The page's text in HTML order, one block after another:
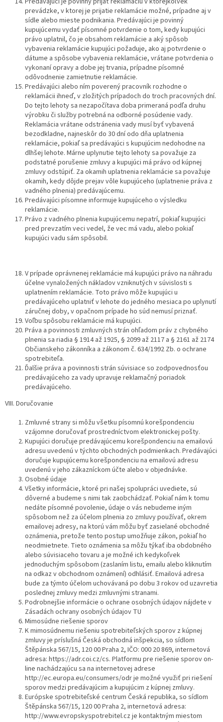
prevádzke, v ktorej je prijatie reklamácie možné, prípadne aj v
sídle alebo mieste podnikania. Predávajúci je povinný
kupujúcemu vydať písomné potvrdenie o tom, kedy kupujúci
právo uplatnil, čo je obsahom reklamácie a aký spôsob
vybavenia reklamácie kupujúci požaduje, ako aj potvrdenie o
dátume a spôsobe vybavenia reklamácie, vrátane potvrdenia o
vykonaní opravy a dobe jej trvania, prípadne písomné
odôvodnenie zamietnutie reklamácie.
Predávajúci alebo ním poverený pracovník rozhodne o
reklamácii ihneď, v zložitých prípadoch do troch pracovných dní.
Do tejto lehoty sa nezapočítava doba primeraná podľa druhu
výrobku či služby potrebná na odborné posúdenie vady.
Reklamácia vrátane odstránenia vady musí byť vybavená
bezodkladne, najneskôr do 30 dní odo dňa uplatnenia
reklamácie, pokiaľ sa predávajúci s kupujúcim nedohodne na
dlhšej lehote. Márne uplynutie tejto lehoty sa považuje za
podstatné porušenie zmluvy a kupujúci má právo od kúpnej
zmluvy odstúpiť. Za okamih uplatnenia reklamácie sa považuje
okamih, kedy dôjde prejav vôle kupujúceho (uplatnenie práva z
vadného plnenia) predávajúcemu.
Predávajúci písomne informuje kupujúceho o výsledku
reklamácie.
Právo z vadného plnenia kupujúcemu nepatrí, pokiaľ kupujúci
pred prevzatím veci vedel, že vec má vadu, alebo pokiaľ
kupujúci vadu sám spôsobil.
V prípade oprávnenej reklamácie má kupujúci právo na náhradu
účelne vynaložených nákladov vzniknutých v súvislosti s
uplatnením reklamácie. Toto právo môže kupujúci u
predávajúceho uplatniť v lehote do jedného mesiaca po uplynutí
záručnej doby, v opačnom prípade ho súd nemusí priznať.
Voľbu spôsobu reklamácie má kupujúci.
Práva a povinnosti zmluvných strán ohľadom práv z chybného
plnenia sa riadia § 1914 až 1925, § 2099 až 2117 a § 2161 až 2174
Občianskeho zákonníka a zákonom č. 634/1992 Zb. o ochrane
spotrebiteľa.
Ďalšie práva a povinnosti strán súvisiace so zodpovednosťou
predávajúceho za vady upravuje reklamačný poriadok
predávajúceho.
VIII. Doručovanie
Zmluvné strany si môžu všetku písomnú korešpondenciu
vzájomne doručovať prostredníctvom elektronickej pošty.
Kupujúci doručuje predávajúcemu korešpondenciu na emailovú
adresu uvedenú v týchto obchodných podmienkach. Predávajúci
doručuje kupujúcemu korešpondenciu na emailovú adresu
uvedenú v jeho zákazníckom účte alebo v objednávke.
Osobné údaje
Všetky informácie, ktoré pri našej spolupráci uvediete, sú
dôverné a budeme s nimi tak zaobchádzať. Pokiaľ nám k tomu
nedáte písomné povolenie, údaje o vás nebudeme iným
spôsobom než za účelom plnenia zo zmluvy používať, okrem
emailovej adresy, na ktorú vám môžu byť zasielané obchodné
oznámenia, pretože tento postup umožňuje zákon, pokiaľ ho
neodmietnete. Tieto oznámenia sa môžu týkať iba obdobného
alebo súvisiaceho tovaru a je možné ich kedykoľvek
jednoduchým spôsobom (zaslaním listu, emailu alebo kliknutím
na odkaz v obchodnom oznámení) odhlásiť. Emailová adresa
bude za týmto účelom uchovávaná po dobu 3 rokov od uzavretia
poslednej zmluvy medzi zmluvnými stranami.
Podrobnejšie informácie o ochrane osobných údajov nájdete v
Zásadách ochrany osobných údajov TU
Mimosúdne riešenie sporov
K mimosúdnemu riešeniu spotrebiteľských sporov z kúpnej
zmluvy je príslušná Česká obchodná inšpekcia, so sídlom
Štěpánska 567/15, 120 00 Praha 2, IČO: 000 20 869, internetová
adresa: https://adr.coi.cz/cs. Platformu pre riešenie sporov on-
line nachádzajúcu sa na internetovej adrese
http://ec.europa.eu/consumers/odr je možné využiť pri riešení
sporov medzi predávajúcim a kupujúcim z kúpnej zmluvy.
Európske spotrebiteľské centrum Česká republika, so sídlom
Štěpánska 567/15, 120 00 Praha 2, internetová adresa:
http://www.evropskyspotrebitel.cz je kontaktným miestom